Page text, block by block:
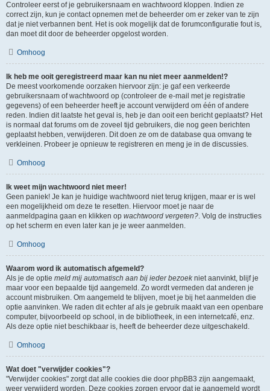
Controleer eerst of je gebruikersnaam en wachtwoord kloppen. Indien ze
correct zijn, kun je contact opnemen met de beheerder om er zeker van te zijn
dat je niet verbannen bent. Het is ook mogelijk dat de forumconfiguratie fout is,
dan moet dit door de beheerder opgelost worden.
Omhoog
Ik heb me ooit geregistreerd maar kan nu niet meer aanmelden!?
De meest voorkomende oorzaken hiervoor zijn: je gaf een verkeerde
gebruikersnaam of wachtwoord op (controleer de e-mail met je registratie
gegevens) of een beheerder heeft je account verwijderd om één of andere
reden. Indien dit laatste het geval is, heb je dan ooit een bericht geplaatst? Het
is normaal dat forums om de zoveel tijd gebruikers, die nog geen berichten
geplaatst hebben, verwijderen. Dit doen ze om de database qua omvang te
verkleinen. Probeer je opnieuw te registreren en meng je in de discussies.
Omhoog
Ik weet mijn wachtwoord niet meer!
Geen paniek! Je kan je huidige wachtwoord niet terug krijgen, maar er is wel
een mogelijkheid om deze te resetten. Hiervoor moet je naar de
aanmeldpagina gaan en klikken op wachtwoord vergeten?. Volg de instructies
op het scherm en even later kan je je weer aanmelden.
Omhoog
Waarom word ik automatisch afgemeld?
Als je de optie meld mij automatisch aan bij ieder bezoekniet aanvinkt, blijf je
maar voor een bepaalde tijd aangemeld. Zo wordt vermeden dat anderen je
account misbruiken. Om aangemeld te blijven, moet je bij het aanmelden die
optie aanvinken. We raden dit echter af als je gebruik maakt van een openbare
computer, bijvoorbeeld op school, in de bibliotheek, in een internetcafé, enz.
Als deze optie niet beschikbaar is, heeft de beheerder deze uitgeschakeld.
Omhoog
Wat doet "verwijder cookies"?
"Verwijder cookies" zorgt dat alle cookies die door phpBB3 zijn aangemaakt,
weer verwijderd worden. Deze cookies zorgen ervoor dat je aangemeld wordt